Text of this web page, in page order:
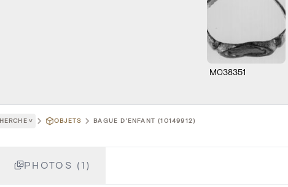
M038351
˅ OBJETS BAGUE D'ENFANT (10149912)
PHOTOS (1)